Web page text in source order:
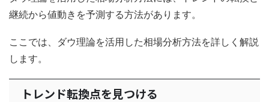
継続から値動きを予測する方法があります。
ここでは、ダウ理論を活用した相場分析方法を詳しく解説
します。
トレンド転換点を見つける